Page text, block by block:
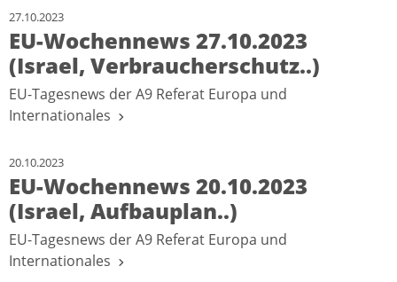
27.10.2023
EU-Wochennews 27.10.2023
(Israel, Verbraucherschutz..)
EU-Tagesnews der A9 Referat Europa und
Internationales
20.10.2023
EU-Wochennews 20.10.2023
(Israel, Aufbauplan..)
EU-Tagesnews der A9 Referat Europa und
Internationales